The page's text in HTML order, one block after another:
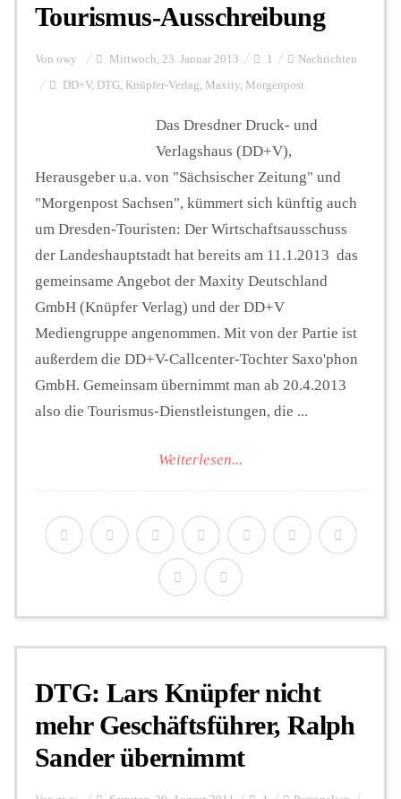
Tourismus-Ausschreibung
Von owy Mittwoch, 23. Januar 2013 1 Nachrichten
DD+V, DTG, Knüpfer-Verlag, Maxity, Morgenpost
Das Dresdner Druck- und
Verlagshaus (DD+V),
Herausgeber u.a. von "Sächsischer Zeitung" und
"Morgenpost Sachsen", kümmert sich künftig auch
um Dresden-Touristen: Der Wirtschaftsausschuss
der Landeshauptstadt hat bereits am 11.1.2013 das
gemeinsame Angebot der Maxity Deutschland
GmbH (Knüpfer Verlag) und der DD+V
Mediengruppe angenommen. Mit von der Partie ist
außerdem die DD+V-Callcenter-Tochter Saxo'phon
GmbH. Gemeinsam übernimmt man ab 20.4.2013
also die Tourismus-Dienstleistungen, die ...
Weiterlesen...
DTG: Lars Knüpfer nicht
mehr Geschäftsführer, Ralph
Sander übernimmt